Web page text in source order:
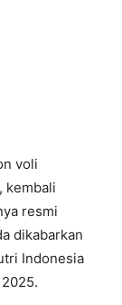
voli
kembali
resmi
dikabarkan
Indonesia